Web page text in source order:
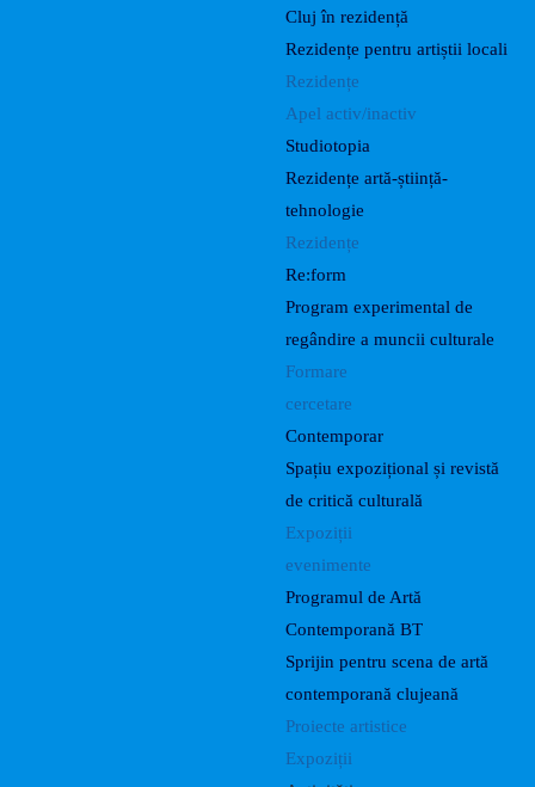
Cluj în rezidență
Rezidențe pentru artiștii locali
Rezidențe
Apel activ/inactiv
Studiotopia
Rezidențe artă-știință-
tehnologie
Rezidențe
Re:form
Program experimental de
regândire a muncii culturale
Formare
cercetare
Contemporar
Spațiu expozițional și revistă
de critică culturală
Expoziții
evenimente
Programul de Artă
Contemporană BT
Sprijin pentru scena de artă
contemporană clujeană
Proiecte artistice
Expoziții